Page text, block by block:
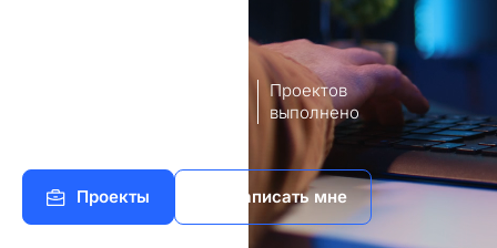
Проектов
выполнено
Проекты Написать мне